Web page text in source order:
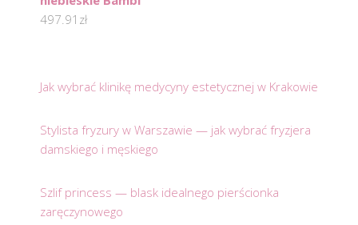
497.91 zł
Jak wybrać klinikę medycyny estetycznej w Krakowie
Stylista fryzury w Warszawie — jak wybrać fryzjera
damskiego i męskiego
Szlif princess — blask idealnego pierścionka
zaręczynowego